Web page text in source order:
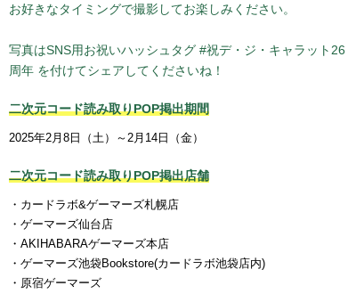
2018.12.07
詳細決定！
2018.09.21
2018.07.23
2018.07.20
2018.07.12
『アニメ・ゲーム・コミック』を更新
｢でじこ☆あらもーど｣ ｢でじこ★あどべんちゃー｣ 電子配信情
報を掲載しました
2018.07.05
デ・ジ・キャラット20周年お祝いイラストアンソロジー＆フ
お好きなタイミングで撮影してお楽しみください。
写真はSNS用お祝いハッシュタグ #祝デ・ジ・キャラット26
周年 を付けてシェアしてくださいね！
二次元コード読み取りPOP掲出期間
2025年2月8日（土）～2月14日（金）
二次元コード読み取りPOP掲出店舗
・カードラボ&ゲーマーズ札幌店
・ゲーマーズ仙台店
・AKIHABARAゲーマーズ本店
・ゲーマーズ池袋Bookstore(カードラボ池袋店内)
・原宿ゲーマーズ